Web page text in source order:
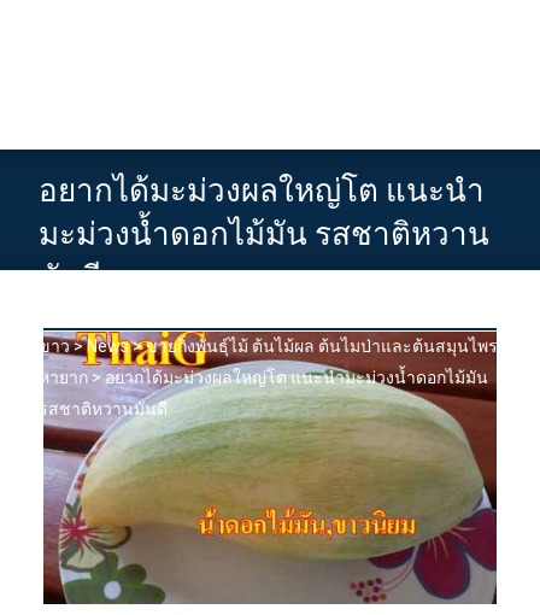
อยากได้มะม่วงผลใหญ่โต แนะนำ
มะม่วงน้ำดอกไม้มัน รสชาติหวาน
มันดี
ขาว>News>ขายกิ่งพันธุ์ไม้ ต้นไม้ผล ต้นไมป่าและต้นสมุนไพร
หายาก>อยากได้มะม่วงผลใหญ่โต แนะนำมะม่วงน้ำดอกไม้มัน
รสชาติหวานมันดี